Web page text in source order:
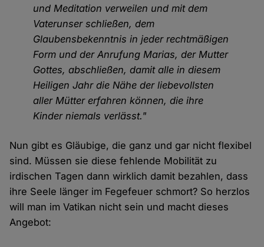
und Meditation verweilen und mit dem
Vaterunser schließen, dem
Glaubensbekenntnis in jeder rechtmäßigen
Form und der Anrufung Marias, der Mutter
Gottes, abschließen, damit alle in diesem
Heiligen Jahr die Nähe der liebevollsten
aller Mütter erfahren können, die ihre
Kinder niemals verlässt."
Nun gibt es Gläubige, die ganz und gar nicht flexibel
sind. Müssen sie diese fehlende Mobilität zu
irdischen Tagen dann wirklich damit bezahlen, dass
ihre Seele länger im Fegefeuer schmort? So herzlos
will man im Vatikan nicht sein und macht dieses
Angebot: